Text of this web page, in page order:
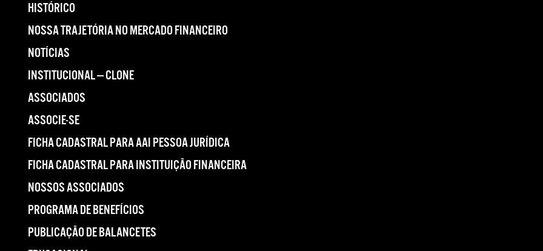
HISTÓRICO
NOSSA TRAJETÓRIA NO MERCADO FINANCEIRO
NOTÍCIAS
INSTITUCIONAL — CLONE
ASSOCIADOS
ASSOCIE-SE
FICHA CADASTRAL PARA AAI PESSOA JURÍDICA
FICHA CADASTRAL PARA INSTITUIÇÃO FINANCEIRA
NOSSOS ASSOCIADOS
PROGRAMA DE BENEFÍCIOS
PUBLICAÇÃO DE BALANCETES